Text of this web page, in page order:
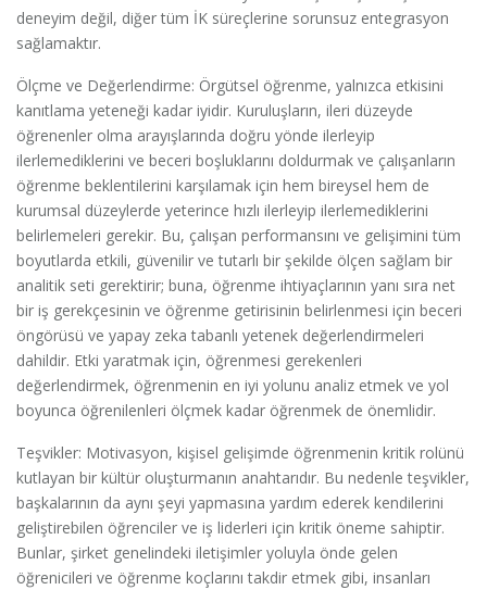
deneyim değil, diğer tüm İK süreçlerine sorunsuz entegrasyon
sağlamaktır.
Ölçme ve Değerlendirme: Örgütsel öğrenme, yalnızca etkisini
kanıtlama yeteneği kadar iyidir. Kuruluşların, ileri düzeyde
öğrenenler olma arayışlarında doğru yönde ilerleyip
ilerlemediklerini ve beceri boşluklarını doldurmak ve çalışanların
öğrenme beklentilerini karşılamak için hem bireysel hem de
kurumsal düzeylerde yeterince hızlı ilerleyip ilerlemediklerini
belirlemeleri gerekir. Bu, çalışan performansını ve gelişimini tüm
boyutlarda etkili, güvenilir ve tutarlı bir şekilde ölçen sağlam bir
analitik seti gerektirir; buna, öğrenme ihtiyaçlarının yanı sıra net
bir iş gerekçesinin ve öğrenme getirisinin belirlenmesi için beceri
öngörüsü ve yapay zeka tabanlı yetenek değerlendirmeleri
dahildir. Etki yaratmak için, öğrenmesi gerekenleri
değerlendirmek, öğrenmenin en iyi yolunu analiz etmek ve yol
boyunca öğrenilenleri ölçmek kadar öğrenmek de önemlidir.
Teşvikler: Motivasyon, kişisel gelişimde öğrenmenin kritik rolünü
kutlayan bir kültür oluşturmanın anahtarıdır. Bu nedenle teşvikler,
başkalarının da aynı şeyi yapmasına yardım ederek kendilerini
geliştirebilen öğrenciler ve iş liderleri için kritik öneme sahiptir.
Bunlar, şirket genelindeki iletişimler yoluyla önde gelen
öğrenicileri ve öğrenme koçlarını takdir etmek gibi, insanları